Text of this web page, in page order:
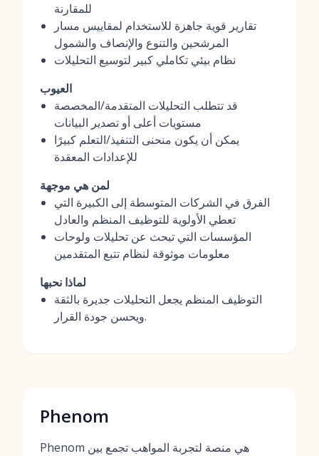
للمقارنة
تقارير قوية جاهزة للاستخدام لمقاييس مسار
المرشحين والتنوع والإنصاف والشمول
نظام بيئي تكاملي كبير لتوسيع التحليلات
العيوب
قد تتطلب التحليلات المتقدمة/المخصصة
مستويات أعلى أو تصدير البيانات
يمكن أن يكون منحنى التنفيذ/التعلم كبيرًا
للإعدادات المعقدة
لمن هي موجهة
الفرق في الشركات المتوسطة إلى الكبيرة التي
تعطي الأولوية للتوظيف المنظم والعادل
المؤسسات التي تبحث عن تحليلات ولوحات
معلومات موثوقة لنظام تتبع المتقدمين
لماذا نحبها
التوظيف المنظم يجعل التحليلات جديرة بالثقة
ويحسن جودة القرار.
Phenom
Phenom هي منصة لتجربة المواهب تجمع بين